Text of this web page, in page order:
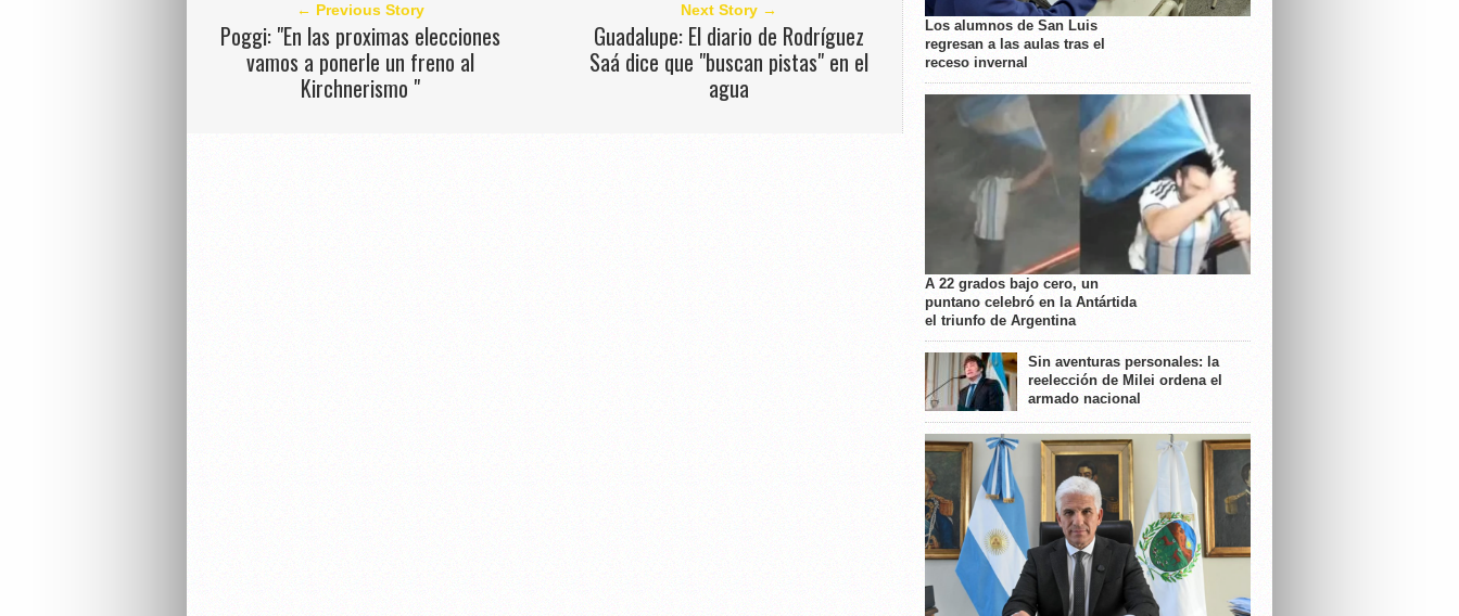
← Previous Story
Poggi: "En las proximas elecciones
vamos a ponerle un freno al
Kirchnerismo "
Next Story →
Guadalupe: El diario de Rodríguez
Saá dice que "buscan pistas" en el
agua
Los alumnos de San Luis
regresan a las aulas tras el
receso invernal
A 22 grados bajo cero, un
puntano celebró en la Antártida
el triunfo de Argentina
Sin aventuras personales: la
reelección de Milei ordena el
armado nacional